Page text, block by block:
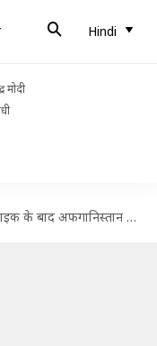
Hindi
मोदी
में ट्रेनिंग ले रहे पाकिस्तानी आतंकी